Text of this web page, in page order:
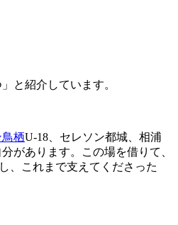
と紹介しています。
栖U-18、セレソン都城、相浦
があります。この場を借りて、
、これまで支えてくださった